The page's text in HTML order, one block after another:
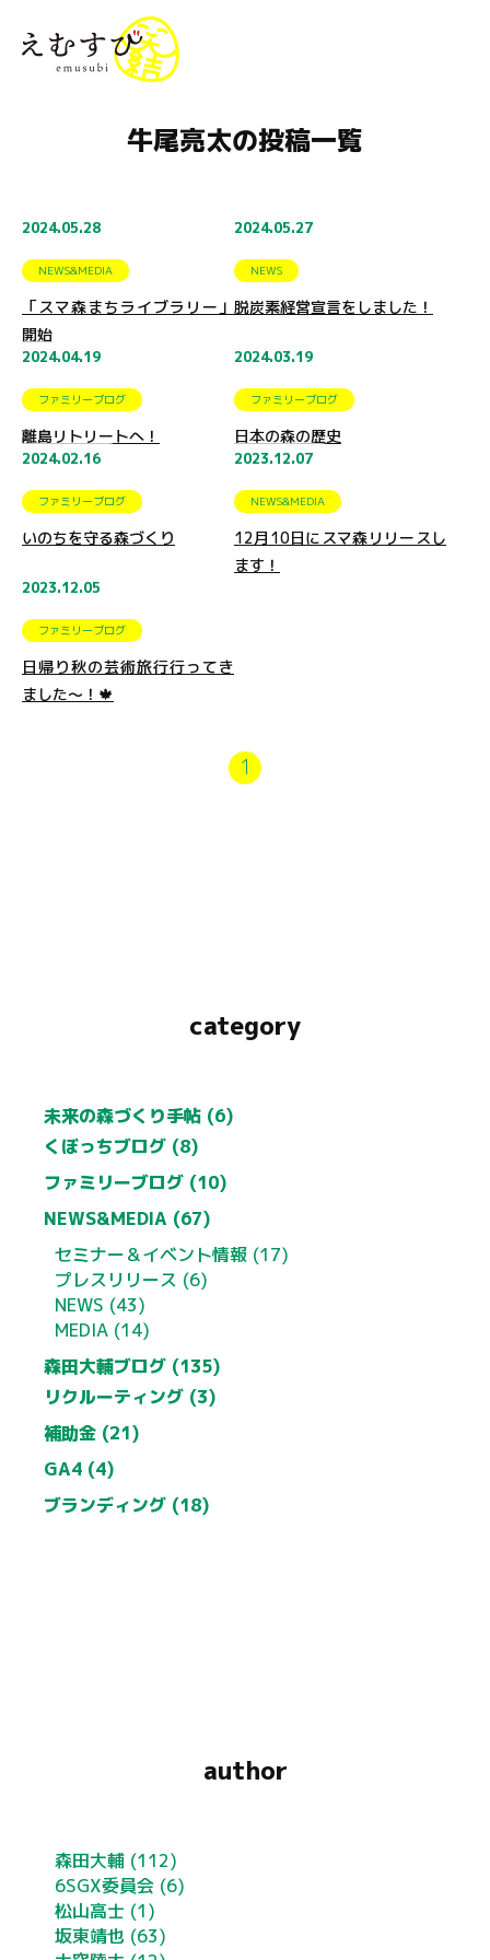
牛尾亮太の投稿一覧
2024.05.28
NEWS&MEDIA
「スマ森まちライブラリー」
開始
2024.05.27
NEWS
脱炭素経営宣言をしました！
2024.04.19
ファミリーブログ
離島リトリートへ！
2024.03.19
ファミリーブログ
日本の森の歴史
2024.02.16
ファミリーブログ
いのちを守る森づくり
2023.12.07
NEWS&MEDIA
12月10日にスマ森リリースし
ます！
2023.12.05
ファミリーブログ
日帰り秋の芸術旅行行ってき
ました～！🍁
1
category
未来の森づくり手帖 (6)
くぼっちブログ (8)
ファミリーブログ (10)
NEWS&MEDIA (67)
セミナー＆イベント情報 (17)
プレスリリース (6)
NEWS (43)
MEDIA (14)
森田大輔ブログ (135)
リクルーティング (3)
補助金 (21)
GA4 (4)
ブランディング (18)
author
森田大輔 (112)
6SGX委員会 (6)
松山高士 (1)
坂東靖也 (63)